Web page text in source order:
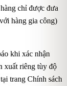
chỉ được đưa
hàng gia công)
khi xác nhận
xuất riêng tùy độ
trang Chính sách